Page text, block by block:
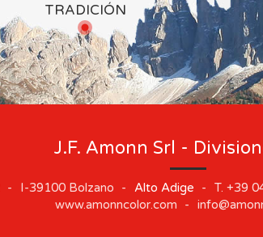
TRADICIÓN
J.F. Amonn Srl -
- I-39100 Bolzano - Alto Adige - T. +39
www.amonncolor.com
-